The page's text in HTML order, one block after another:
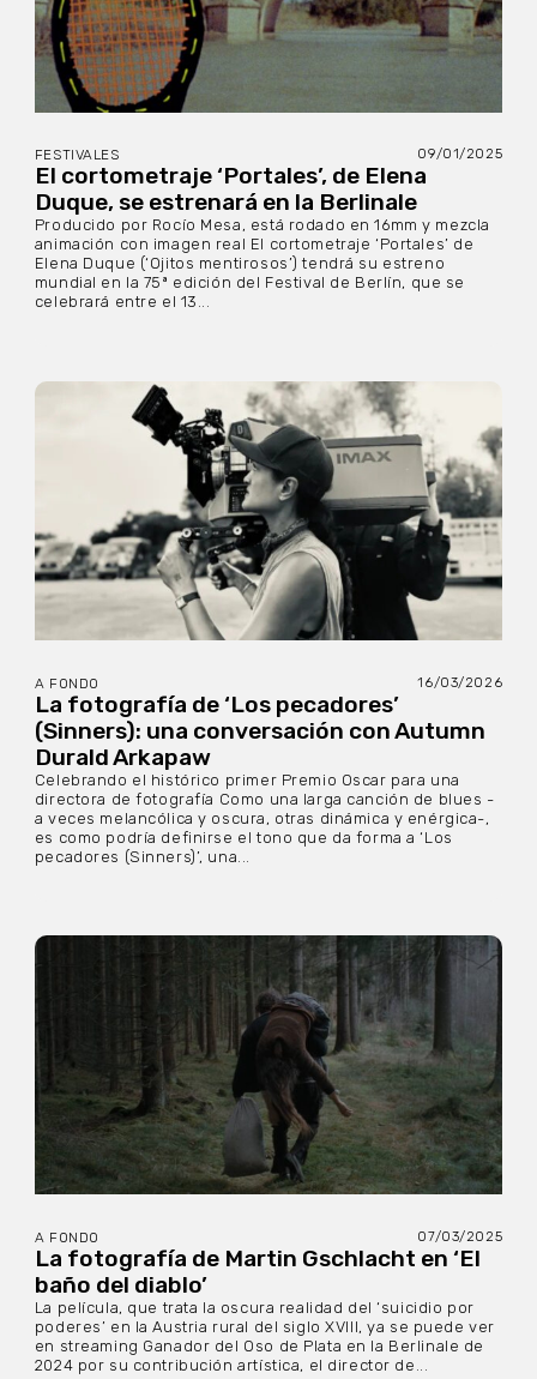
FESTIVALES 09/01/2025
El cortometraje ‘Portales’, de Elena
Duque, se estrenará en la Berlinale
Producido por Rocío Mesa, está rodado en 16mm y mezcla
animación con imagen real El cortometraje ‘Portales’ de
Elena Duque (‘Ojitos mentirosos’) tendrá su estreno
mundial en la 75ª edición del Festival de Berlín, que se
celebrará entre el 13...
A FONDO 16/03/2026
La fotografía de ‘Los pecadores’
(Sinners): una conversación con Autumn
Durald Arkapaw
Celebrando el histórico primer Premio Oscar para una
directora de fotografía Como una larga canción de blues -
a veces melancólica y oscura, otras dinámica y enérgica-,
es como podría definirse el tono que da forma a ‘Los
pecadores (Sinners)’, una...
A FONDO 07/03/2025
La fotografía de Martin Gschlacht en ‘El
baño del diablo’
La película, que trata la oscura realidad del ‘suicidio por
poderes’ en la Austria rural del siglo XVIII, ya se puede ver
en streaming Ganador del Oso de Plata en la Berlinale de
2024 por su contribución artística, el director de...